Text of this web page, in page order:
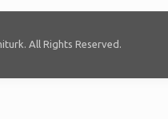
All Rights Reserved.